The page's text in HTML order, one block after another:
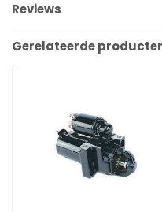
Reviews
Gerelateerde